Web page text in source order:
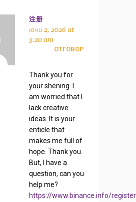
注册
юни 2, 2026 at
3:20 am
ОТГОВОР
Thank you for
your shening. I
am worried that I
lack creative
ideas. It is your
enticle that
makes me full of
hope. Thank you.
But, I have a
question, can you
help me?
https://www.binance.info/